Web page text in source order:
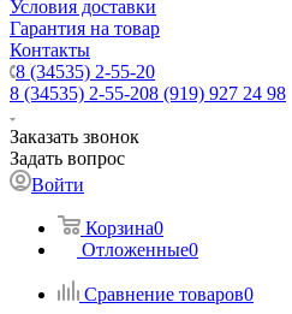
Условия доставки
Гарантия на товар
Контакты
8 (34535) 2-55-20
8 (34535) 2-55-208 (919) 927 24 98
Заказать звонок
Задать вопрос
Войти
Корзина0
Отложенные0
Сравнение товаров0